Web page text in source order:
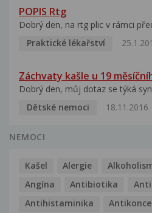
POPIS Rtg
Dobrý den, na rtg plic v rámci
Praktické lékařství
Záchvaty kašle u 19
Dobrý den, můj dotaz se týká
Dětské nemoci
18.11.2016
NEMOCI
Kašel Alergie
Angína
Antibiotika
Antihistaminika